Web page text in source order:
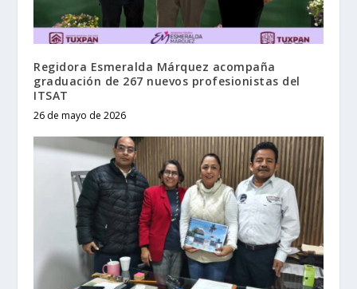
Regidora Esmeralda Márquez acompaña
graduación de 267 nuevos profesionistas del
ITSAT
26 de mayo de 2026